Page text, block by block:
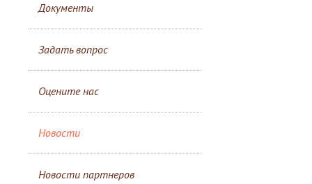
Документы
Задать вопрос
Оцените нас
Новости
Новости партнеров